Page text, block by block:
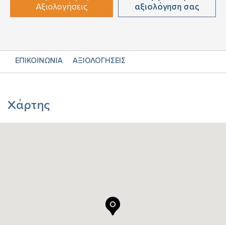
Αξιολογήσεις
αξιολόγηση σας
ΕΠΙΚΟΙΝΩΝΙΑ ΑΞΙΟΛΟΓΗΣΕΙΣ
Χάρτης